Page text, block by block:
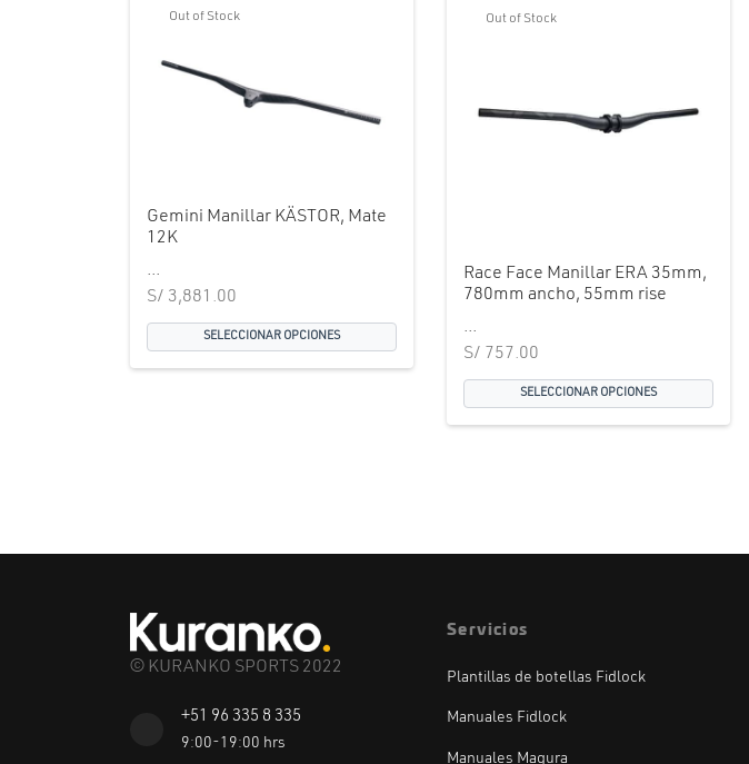
Out of Stock
Gemini Manillar KÄSTOR, Mate
12K
...
S/ 3,881.00
SELECCIONAR OPCIONES
Out of Stock
Race Face Manillar ERA 35mm,
780mm ancho, 55mm rise
...
S/ 757.00
SELECCIONAR OPCIONES
© KURANKO SPORTS 2022
+51 96 335 8 335
9:00-19:00 hrs
Servicios
Plantillas de botellas Fidlock
Manuales Fidlock
Manuales Magura